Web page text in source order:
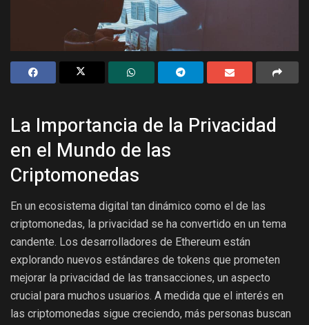
La Importancia de la Privacidad
en el Mundo de las
Criptomonedas
En un ecosistema digital tan dinámico como el de las
criptomonedas, la privacidad se ha convertido en un tema
candente. Los desarrolladores de Ethereum están
explorando nuevos estándares de tokens que prometen
mejorar la privacidad de las transacciones, un aspecto
crucial para muchos usuarios. A medida que el interés en
las criptomonedas sigue creciendo, más personas buscan